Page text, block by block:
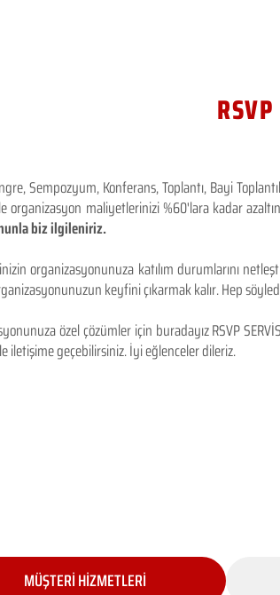
Sempozyum, Konferans, Toplantı, Bayi
organizasyon maliyetlerinizi %60'lara kadar
biz ilgileniriz.
organizasyonunuza katılım durumlarını
keyfini çıkarmak kalır. Hep
özel çözümler için buradayız RSVP
iletişime geçebilirsiniz. İyi eğlenceler dileriz.
MÜŞTERİ HİZMETLERİ